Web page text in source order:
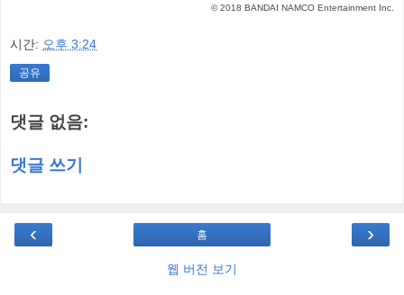
© 2018 BANDAI NAMCO Entertainment Inc.
시간: 오후 3:24
공유
댓글 없음:
댓글 쓰기
‹ ›
홈
웹 버전 보기